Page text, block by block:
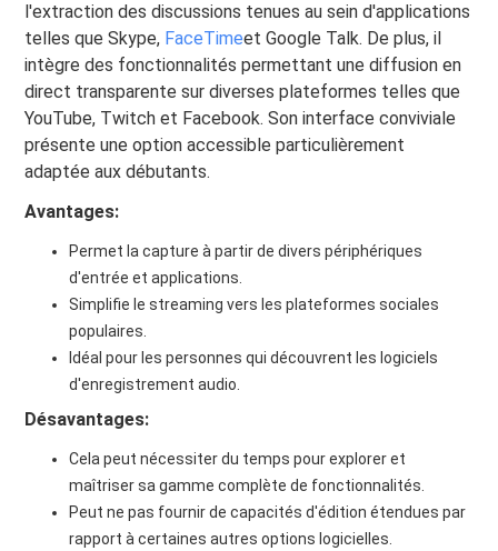
l'extraction des discussions tenues au sein d'applications
telles que Skype, FaceTimeet Google Talk. De plus, il
intègre des fonctionnalités permettant une diffusion en
direct transparente sur diverses plateformes telles que
YouTube, Twitch et Facebook. Son interface conviviale
présente une option accessible particulièrement
adaptée aux débutants.
Avantages:
Permet la capture à partir de divers périphériques
d'entrée et applications.
Simplifie le streaming vers les plateformes sociales
populaires.
Idéal pour les personnes qui découvrent les logiciels
d'enregistrement audio.
Désavantages:
Cela peut nécessiter du temps pour explorer et
maîtriser sa gamme complète de fonctionnalités.
Peut ne pas fournir de capacités d'édition étendues par
rapport à certaines autres options logicielles.